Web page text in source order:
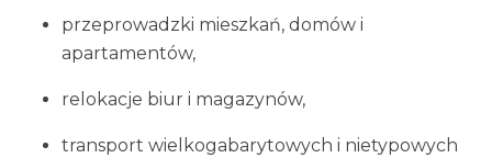
przeprowadzki mieszkań, domów i
apartamentów,
relokacje biur i magazynów,
transport wielkogabarytowych i nietypowych